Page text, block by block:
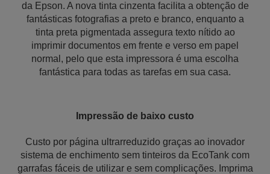
da Epson. A nova tinta cinzenta facilita a obtenção de
fantásticas fotografias a preto e branco, enquanto a
tinta preta pigmentada assegura texto nítido ao
imprimir documentos em frente e verso em papel
normal, pelo que esta impressora é uma escolha
fantástica para todas as tarefas em sua casa.
Impressão de baixo custo
Custo por página ultrarreduzido graças ao inovador
sistema de enchimento sem tinteiros da EcoTank com
garrafas fáceis de utilizar e sem complicações. Imprima